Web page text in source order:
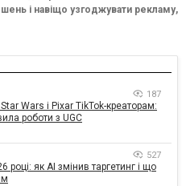
і навіщо узгоджувати рекламу,
187
Wars і Pixar TikTok-креаторам:
роботи з UGC
527
році: як AI змінив таргетинг і що